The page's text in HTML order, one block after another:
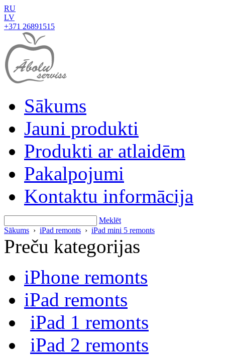
RU
LV
+371 26891515
Sākums
Jauni produkti
Produkti ar atlaidēm
Pakalpojumi
Kontaktu informācija
Meklēt
Sākums › iPad remonts › iPad mini 5 remonts
Preču kategorijas
iPhone remonts
iPad remonts
iPad 1 remonts
iPad 2 remonts